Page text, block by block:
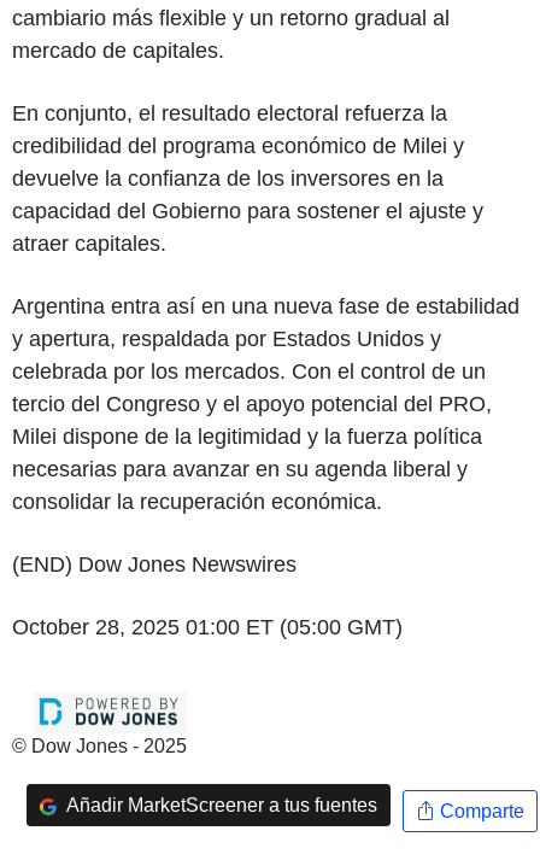
cambiario más flexible y un retorno gradual al
mercado de capitales.
En conjunto, el resultado electoral refuerza la
credibilidad del programa económico de Milei y
devuelve la confianza de los inversores en la
capacidad del Gobierno para sostener el ajuste y
atraer capitales.
Argentina entra así en una nueva fase de estabilidad
y apertura, respaldada por Estados Unidos y
celebrada por los mercados. Con el control de un
tercio del Congreso y el apoyo potencial del PRO,
Milei dispone de la legitimidad y la fuerza política
necesarias para avanzar en su agenda liberal y
consolidar la recuperación económica.
(END) Dow Jones Newswires
October 28, 2025 01:00 ET (05:00 GMT)
© Dow Jones - 2025
Añadir MarketScreener a tus fuentes Comparte